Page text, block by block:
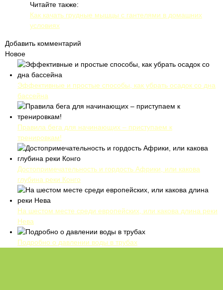
Читайте также:
Как качать грудные мышцы с гантелями в домашних
условиях
Добавить комментарий
Новое
Эффективные и простые способы, как убрать осадок со дна
бассейна
Правила бега для начинающих – приступаем к
тренировкам!
Достопримечательность и гордость Африки, или какова
глубина реки Конго
На шестом месте среди европейских, или какова длина реки
Нева
Подробно о давлении воды в трубах